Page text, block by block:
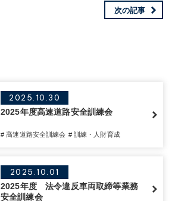
次の記事
2025.10.30
2025年度高速道路安全訓練会
# 高速道路安全訓練会 # 訓練・人財育成
2025.10.01
2025年度 法令違反車両取締等業務
安全訓練会